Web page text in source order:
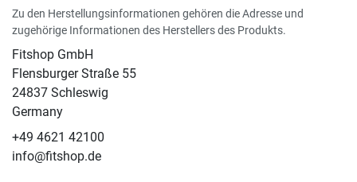
Zu den Herstellungsinformationen gehören die Adresse und
zugehörige Informationen des Herstellers des Produkts.
Fitshop GmbH
Flensburger Straße 55
24837 Schleswig
Germany
+49 4621 42100
info@fitshop.de